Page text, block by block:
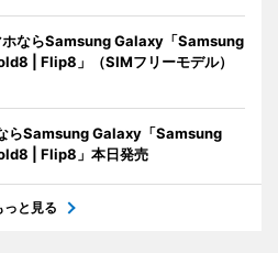
ホならSamsung Galaxy「Samsung
| Flip8」（SIMフリーモデル）
らSamsung Galaxy「Samsung
| Flip8」本日発売
っと見る